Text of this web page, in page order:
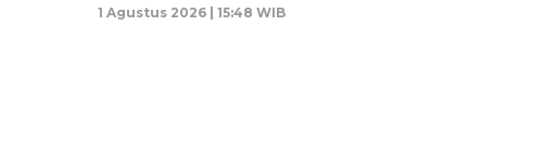
1 Agustus 2026 | 15:48 WIB